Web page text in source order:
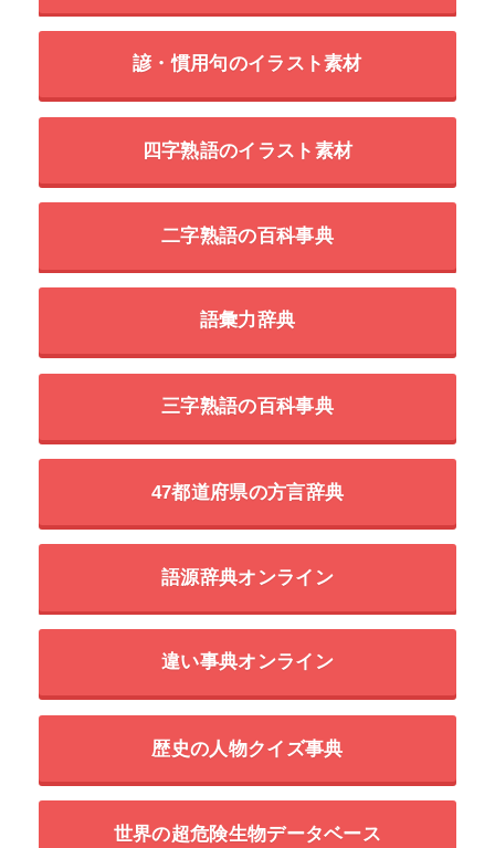
諺・慣用句のイラスト素材
四字熟語のイラスト素材
二字熟語の百科事典
語彙力辞典
三字熟語の百科事典
47都道府県の方言辞典
語源辞典オンライン
違い事典オンライン
歴史の人物クイズ事典
世界の超危険生物データベース